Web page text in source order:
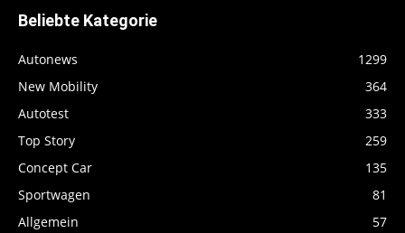
Beliebte Kategorie
Autonews
1299
New Mobility
364
Autotest
333
Top Story
259
Concept Car
135
Sportwagen
81
Allgemein
57